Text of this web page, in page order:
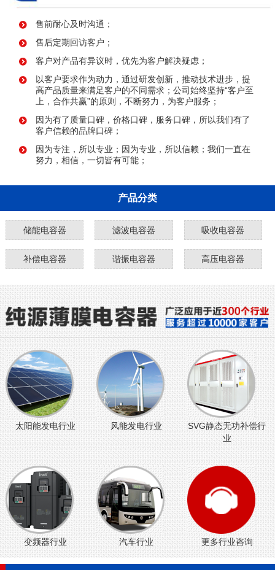
售前耐心及时沟通；
售后定期回访客户；
客户对产品有异议时，优先为客户解决疑虑；
以客户要求作为动力，通过研发创新，推动技术进步，提
高产品质量来满足客户的不同需求；公司始终坚持“客户至
上，合作共赢”的原则，不断努力，为客户服务；
因为有了质量口碑，价格口碑，服务口碑，所以我们有了
客户信赖的品牌口碑；
因为专注，所以专业；因为专业，所以信赖；我们一直在
努力，相信，一切皆有可能；
产品分类
储能电容器 滤波电容器 吸收电容器
补偿电容器 谐振电容器 高压电容器
太阳能发电行业 风能发电行业
SVG静态无功补偿行
业
变频器行业 汽车行业 更多行业咨询